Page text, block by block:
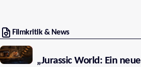
Filmkritik & News
„Jurassic World: Ein